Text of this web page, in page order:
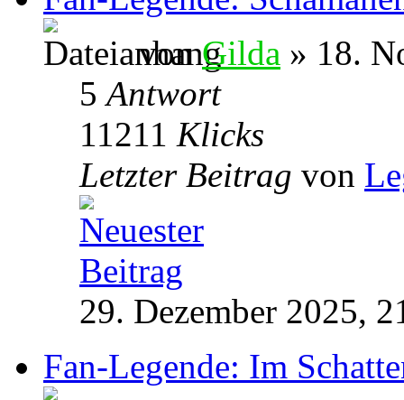
vonGilda » 18.
5Antwort
11211 Klicks
Letzter Beitrag von
29. Dezember 2025,
Fan-Legende: Im